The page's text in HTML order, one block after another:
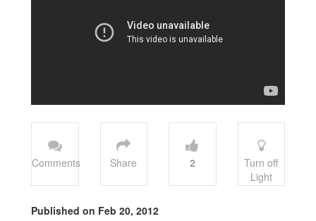
Comments Share 2
Turn off
Light
Published on Feb 20, 2012